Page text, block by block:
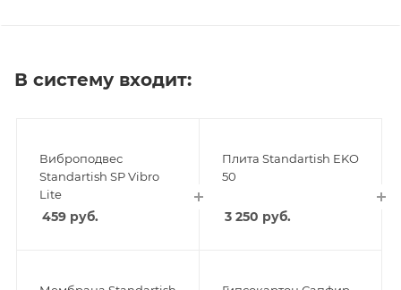
В систему входит:
Виброподвес
Standartish SP Vibro
Lite
459руб.
Плита Standartish EKO
50
3 250 руб.